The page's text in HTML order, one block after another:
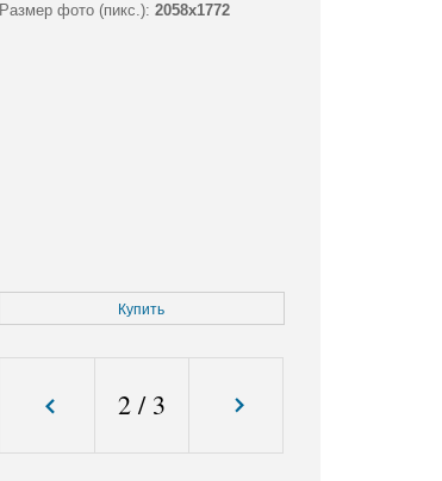
Размер фото (пикс.): 2058x1772
Купить
2/ 3